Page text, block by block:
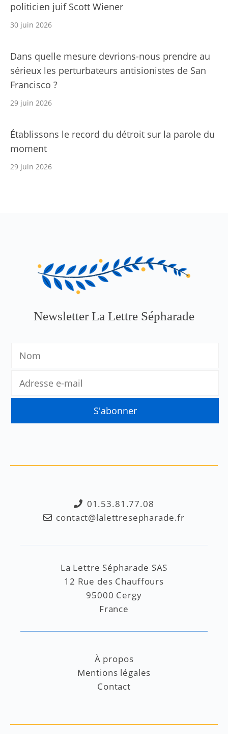
politicien juif Scott Wiener
30 juin 2026
Dans quelle mesure devrions-nous prendre au
sérieux les perturbateurs antisionistes de San
Francisco ?
29 juin 2026
Établissons le record du détroit sur la parole du
moment
29 juin 2026
Newsletter La Lettre Sépharade
01.53.81.77.08
contact@lalettresepharade.fr
La Lettre Sépharade SAS
12 Rue des Chauffours
95000 Cergy
France
À propos
Mentions légales
Contact